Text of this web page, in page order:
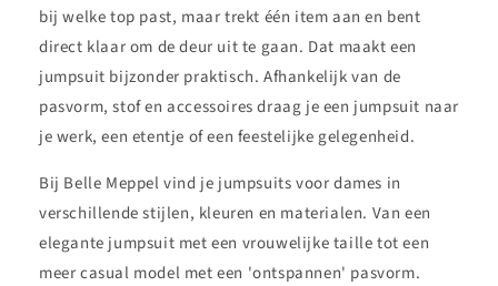
bij welke top past, maar trekt één item aan en bent
direct klaar om de deur uit te gaan. Dat maakt een
jumpsuit bijzonder praktisch. Afhankelijk van de
pasvorm, stof en accessoires draag je een jumpsuit naar
je werk, een etentje of een feestelijke gelegenheid.
Bij Belle Meppel vind je jumpsuits voor dames in
verschillende stijlen, kleuren en materialen. Van een
elegante jumpsuit met een vrouwelijke taille tot een
meer casual model met een 'ontspannen' pasvorm.